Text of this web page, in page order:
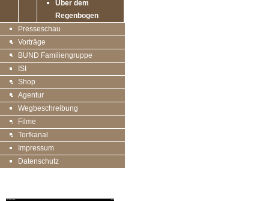
Über dem
Regenbogen
Presseschau
Vorträge
BUND Familiengruppe
ISI
Shop
Agentur
Wegbeschreibung
Filme
Torfkanal
Impressum
Datenschutz